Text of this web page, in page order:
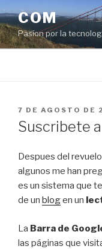
al
contenido
COM
Pasíon por la
PUBLICADO
EL
7 DE AGOSTO DE
Suscribete
Despues del
algunos me han
es un sistema que
de un blogen un
La Barra de
las páginas que